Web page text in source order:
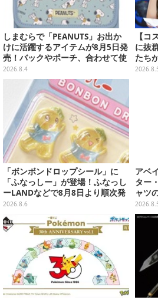
しまむらで「PEANUTS」お出か
けに活躍するアイテムが8月5日発
売！バックやポーチ、合わせて使
いたいリール付きカラビナなど
2026.8.4
【
に抜
たち
会」
「ボンボンドロップシール」に
「ふなっしー」が登場！ふなっし
ーLANDなどで8月8日より順次発
売
2026.8.6
アベ
ター
ャツ
り販